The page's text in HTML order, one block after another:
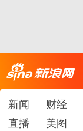
新闻 财经
直播
美图